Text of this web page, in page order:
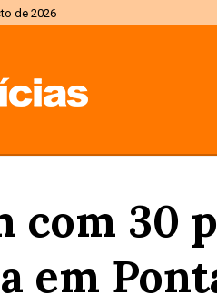
de 2026
30
em